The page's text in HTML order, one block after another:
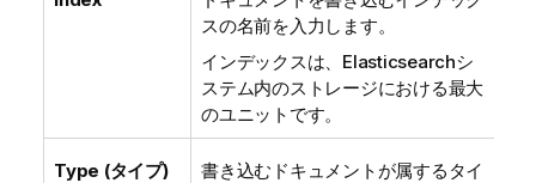
スの名前を入力します。
インデックスは、Elasticsearchシ
ステム内のストレージにおける最大
のユニットです。
Type (タイプ)
書き込むドキュメントが属するタイ